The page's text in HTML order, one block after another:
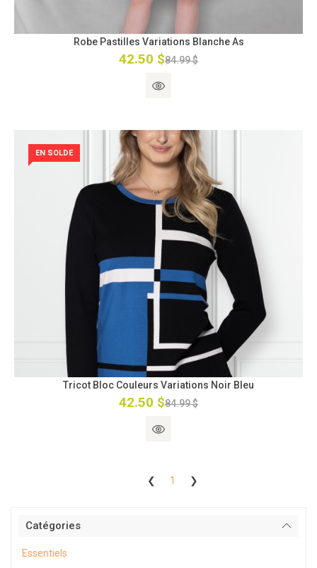
Catégories
Essentiels
Robe Pastilles Variations Blanche As
42.50 $84.99 $
EN SOLDE
Tricot Bloc Couleurs Variations Noir Bleu
42.50 $84.99 $
❮ 1 ❯